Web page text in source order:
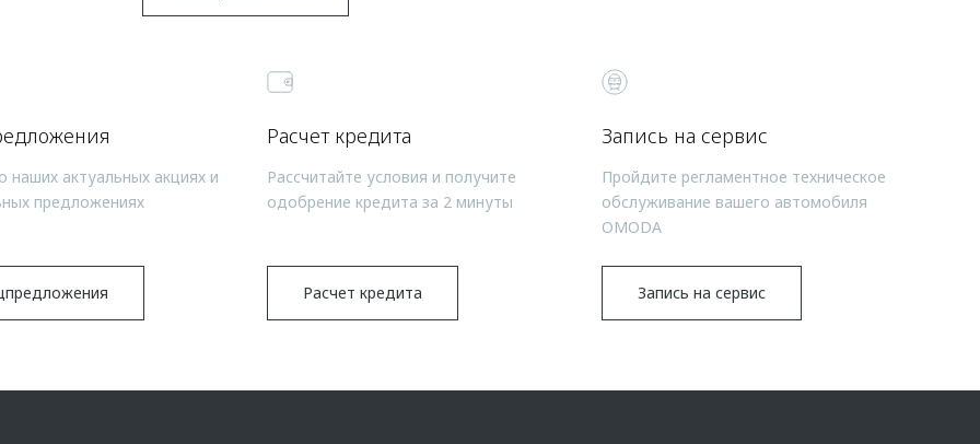
наших актуальных акциях и
предложениях
Расчет кредита
Рассчитайте условия и получите
одобрение кредита за 2 минуты
Расчет кредита
Запись на сервис
Пройдите регламентное техническое
обслуживание вашего автомобиля
OMODA
Запись на сервис